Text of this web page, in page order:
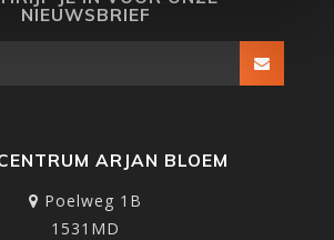
NIEUWSBRIEF
ARJAN BLOEM
Poelweg 1B
1531MD